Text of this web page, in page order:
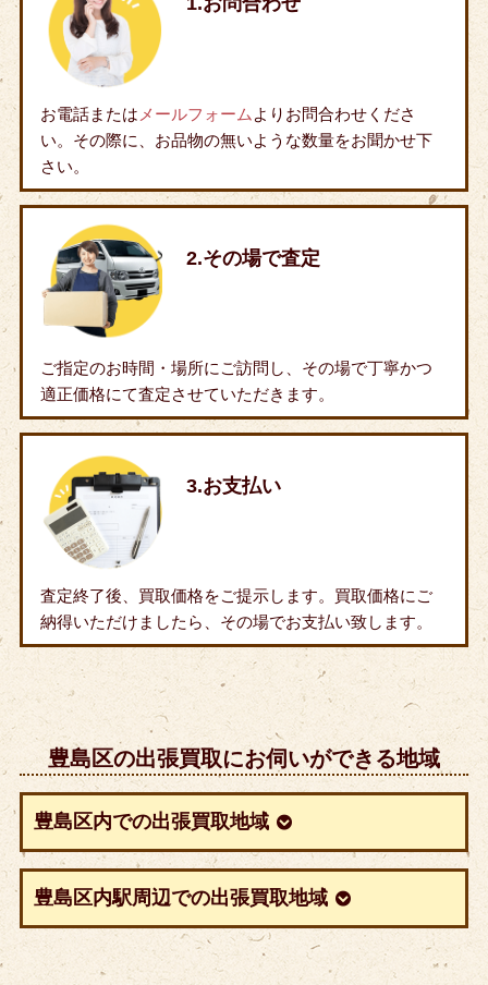
お電話または メールフォーム よりお問合わせくださ
い。その際に、お品物の無いような数量をお聞かせ下
さい。
2.その場で査定
ご指定のお時間・場所にご訪問し、その場で丁寧かつ
適正価格にて査定させていただきます。
3.お支払い
査定終了後、買取価格をご提示します。買取価格にご
納得いただけましたら、その場でお支払い致します。
豊島区の出張買取にお伺いができる地域
豊島区内での出張買取地域
豊島区内駅周辺での出張買取地域